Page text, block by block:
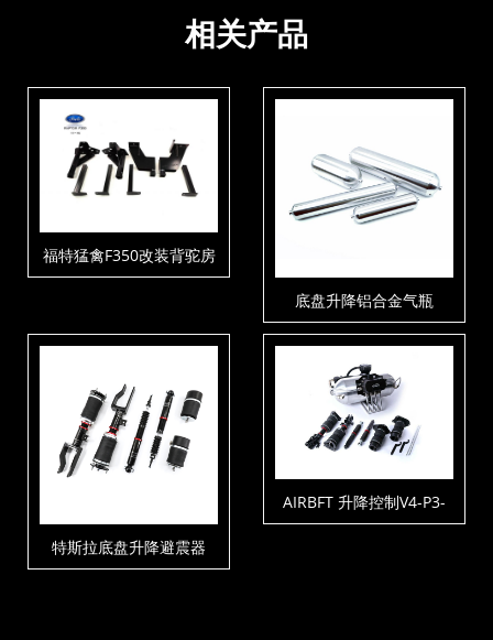
相关产品
福特猛禽F350改装背驼房
车固定支架
底盘升降铝合金气瓶
特斯拉底盘升降避震器
AIRBFT 升降控制V4-P3-
C1-T3硬管套件